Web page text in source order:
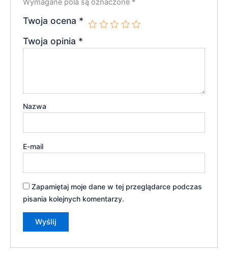
Wymagane pola są oznaczone *
Twoja ocena *
Twoja opinia *
Nazwa
E-mail
Zapamiętaj moje dane w tej przeglądarce podczas
pisania kolejnych komentarzy.